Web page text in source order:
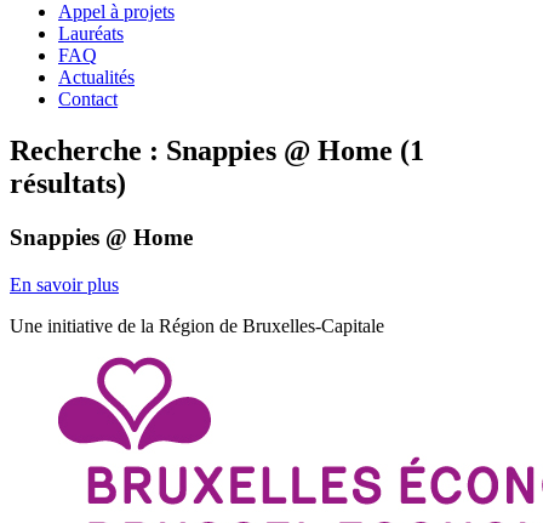
Appel à projets
Lauréats
FAQ
Actualités
Contact
Recherche : Snappies @ Home (1
résultats)
Snappies @ Home
En savoir plus
Une initiative de la Région de Bruxelles-Capitale